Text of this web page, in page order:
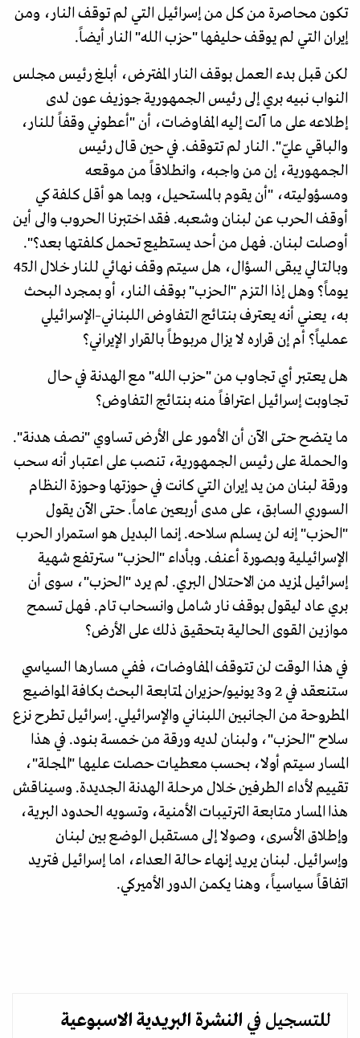
تكون محاصرة من كل من إسرائيل التي لم توقف النار، ومن
إيران التي لم يوقف حليفها "حزب الله" النار أيضاً.
​لكن قبل بدء العمل بوقف النار المفترض، أبلغ رئيس مجلس
النواب نبيه بري إلى رئيس الجمهورية جوزيف عون لدى
إطلاعه على ما آلت إليه المفاوضات، أن "أعطوني وقفاً للنار،
والباقي عليّ". النار لم تتوقف. في حين قال رئيس
الجمهورية، إن من واجبه، وانطلاقاً من موقعه
ومسؤوليته، "أن يقوم بالمستحيل، وبما هو أقل كلفة كي
أوقف الحرب عن لبنان وشعبه. فقد اختبرنا الحروب والى أين
أوصلت لبنان. فهل من أحد يستطيع تحمل كلفتها بعد؟".
وبالتالي يبقى السؤال، هل سيتم وقف نهائي للنار خلال الـ45
يوماً؟ وهل إذا التزم "الحزب" بوقف النار، أو بمجرد البحث
به، يعني أنه يعترف بنتائج التفاوض اللبناني–الإسرائيلي
عملياً؟ أم إن قراره لا يزال مربوطاً بالقرار الإيراني؟
هل يعتبر أي تجاوب من "حزب الله" مع الهدنة في حال
تجاوبت إسرائيل اعترافاً منه بنتائج التفاوض؟
ما يتضح حتى الآن أن الأمور على الأرض تساوي "نصف هدنة".
والحملة على رئيس الجمهورية، تنصب على اعتبار أنه سحب
ورقة لبنان من يد إيران التي كانت في حوزتها وحوزة النظام
السوري السابق، على مدى أربعين عاماً. حتى الآن يقول
"الحزب" إنه لن يسلم سلاحه. إنما البديل هو استمرار الحرب
الإسرائيلية وبصورة أعنف. وبأداء "الحزب" سترتفع شهية
إسرائيل لمزيد من الاحتلال البري. لم يرد "الحزب"، سوى أن
بري عاد ليقول بوقف نار شامل وانسحاب تام. فهل تسمح
موازين القوى الحالية بتحقيق ذلك على الأرض؟
في هذا الوقت لن تتوقف المفاوضات، ففي مسارها السياسي
ستنعقد في 2 و3 يونيو/حزيران لمتابعة البحث بكافة المواضيع
المطروحة من الجانبين اللبناني والإسرائيلي. إسرائيل تطرح نزع
سلاح "الحزب"، ولبنان لديه ورقة من خمسة بنود. في هذا
المسار سيتم أولا، بحسب معطيات حصلت عليها "المجلة"،
تقييم لأداء الطرفين خلال مرحلة الهدنة الجديدة. وسيناقش
هذا المسار متابعة الترتيبات الأمنية، وتسويه الحدود البرية،
وإطلاق الأسرى، وصولا إلى مستقبل الوضع بين لبنان
وإسرائيل. لبنان يريد إنهاء حالة العداء، اما إسرائيل فتريد
اتفاقاً سياسياً، وهنا يكمن الدور الأميركي.
للتسجيل في النشرة البريدية الاسبوعية